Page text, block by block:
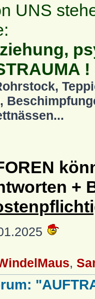
UNS
!
+
,